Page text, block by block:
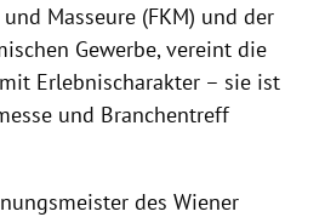
Masseure (FKM) und der
Gewerbe, vereint die
Erlebnischarakter – sie ist
und Branchentreff
des Wiener